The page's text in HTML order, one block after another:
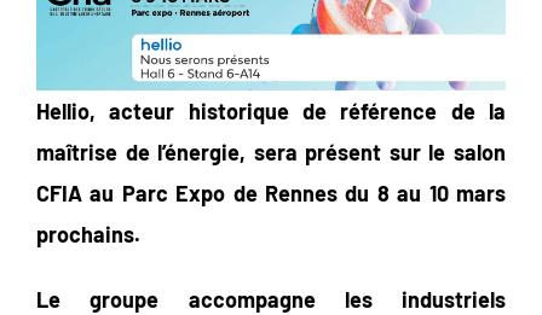
Hellio, acteur historique de référence de la
maîtrise de l’énergie, sera présent sur lesalon
CFIA au Parc Expo de Rennes du 8 au 10 mars
prochains.
Le groupe accompagne les industriels